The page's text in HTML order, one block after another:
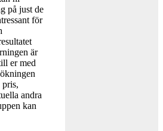
på just de
för
är
er med
pris,
andra
kan